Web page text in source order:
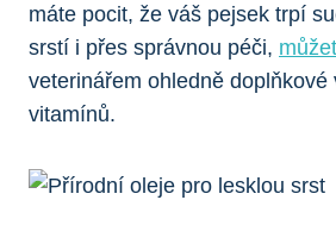
máte pocit,⁣ že⁢ váš pejsek trpí
srstí i přes správnou⁢ péči,
veterinářem ohledně⁣ doplňkové
vitamínů.